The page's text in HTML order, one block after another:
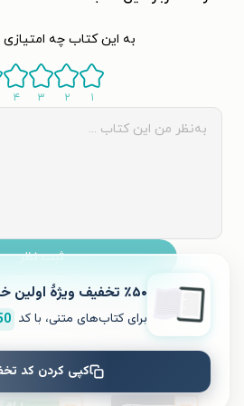
به این کتاب چه
۱ ۲ ۳ ۴
ثبت نظر
نظری برای کتاب ثبت
٪۵۰ تخفیف ویژۀ اولین خرید
برای کتاب‌های متنی، با کد
کپی کردن کد